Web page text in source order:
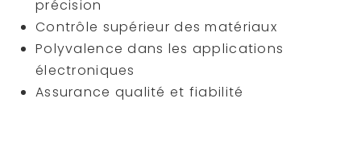
précision
Contrôle supérieur des matériaux
Polyvalence dans les applications
électroniques
Assurance qualité et fiabilité